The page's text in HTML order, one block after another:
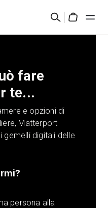
Cerca
fare
te...
e opzioni di
Matterport
gemelli digitali delle
persona alla